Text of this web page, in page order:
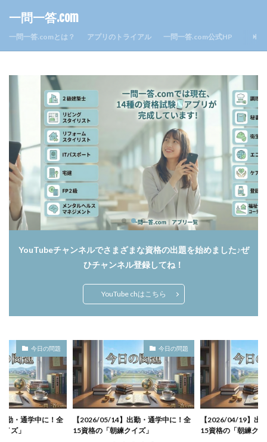
一問一答.com
一問一答.comとは？ アプリのトライアル 一問一答.com公式HP
YouTubeチャンネルでさまざまな資格の出題を始めました♪ぜ
ひチャンネル登録してね！
YouTube chはこちら
今日の問題
勤・通学中に！全
ズ」
今日の問題
【2026/05/14】出勤・通学中に！全
15資格の「朝練クイズ」
【2026/04/19】出
15資格の「朝練ク